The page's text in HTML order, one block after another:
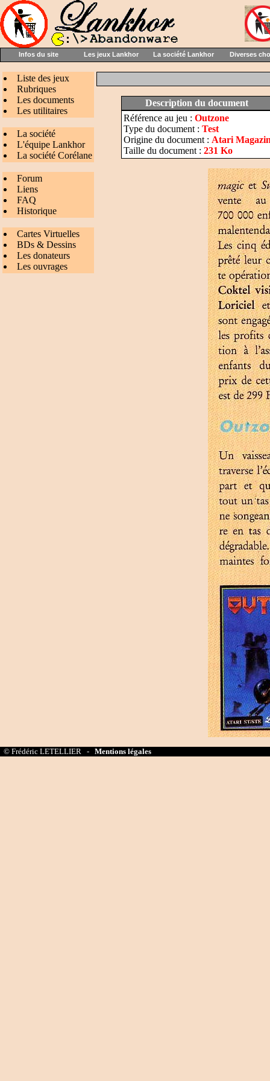
Infos du site Les jeux Lankhor La société Lankhor Diverses
Liste des jeux
Rubriques
Les documents
Les utilitaires
La société
L'équipe Lankhor
La société Corélane
Forum
Liens
FAQ
Historique
Cartes Virtuelles
BDs & Dessins
Les donateurs
Les ouvrages
Description du document
Référence au jeu : Outzone
Type du document : Test
Origine du document : Atari
Taille du document : 231 Ko
© Frédéric LETELLIER - Mentions légales